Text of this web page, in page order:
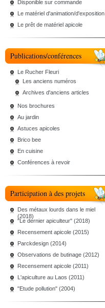
Disponible sur commande
Le matériel d'animation/d'exposition
Le prêt de matériel apicole
Publications/conférences
Le Rucher Fleuri
Les anciens numéros
Archives d'anciens articles
Nos brochures
Au jardin
Astuces apicoles
Brico bee
En cuisine
Conférences à revoir
Participation à des projets
Des métaux lourds dans le miel
(2018)
"Le dernier apiculteur" (2018)
Recensement apicole (2015)
Parckdesign (2014)
Observations de butinage (2012)
Recensement apicole (2011)
L'apiculture au Laos (2011)
"Etude pollution" (2004)